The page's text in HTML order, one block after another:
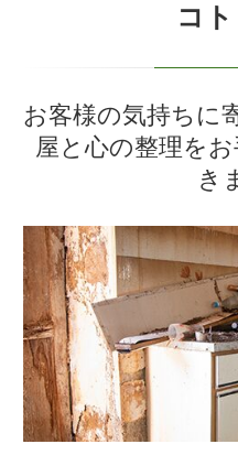
2026/08/03コト
お客様の気持ちに
屋と心の整理を
き